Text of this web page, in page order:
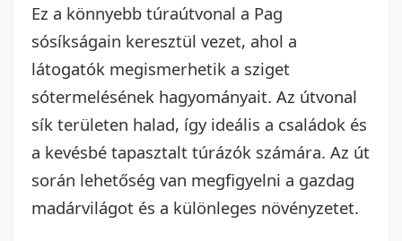
Ez a könnyebb túraútvonal a Pag
sósíkságain keresztül vezet, ahol a
látogatók megismerhetik a sziget
sótermelésének hagyományait. Az útvonal
sík területen halad, így ideális a családok és
a kevésbé tapasztalt túrázók számára. Az út
során lehetőség van megfigyelni a gazdag
madárvilágot és a különleges növényzetet.